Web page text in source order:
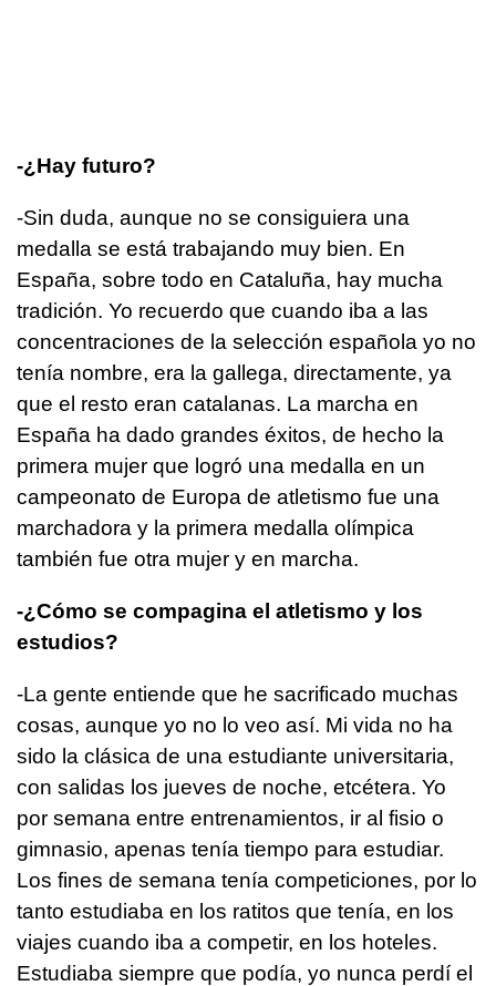
-¿Hay futuro?
-Sin duda, aunque no se consiguiera una
medalla se está trabajando muy bien. En
España, sobre todo en Cataluña, hay mucha
tradición. Yo recuerdo que cuando iba a las
concentraciones de la selección española yo no
tenía nombre, era la gallega, directamente, ya
que el resto eran catalanas. La marcha en
España ha dado grandes éxitos, de hecho la
primera mujer que logró una medalla en un
campeonato de Europa de atletismo fue una
marchadora y la primera medalla olímpica
también fue otra mujer y en marcha.
-¿Cómo se compagina el atletismo y los
estudios?
-La gente entiende que he sacrificado muchas
cosas, aunque yo no lo veo así. Mi vida no ha
sido la clásica de una estudiante universitaria,
con salidas los jueves de noche, etcétera. Yo
por semana entre entrenamientos, ir al fisio o
gimnasio, apenas tenía tiempo para estudiar.
Los fines de semana tenía competiciones, por lo
tanto estudiaba en los ratitos que tenía, en los
viajes cuando iba a competir, en los hoteles.
Estudiaba siempre que podía, yo nunca perdí el